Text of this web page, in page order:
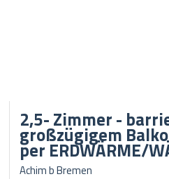
2,5- Zimmer -
großzügigem
per ERDWÄRME/
Achim b Bremen